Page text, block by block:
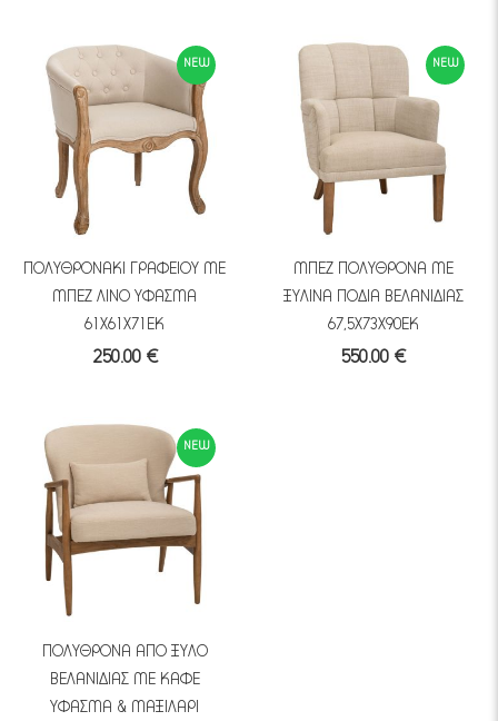
NEW
ΠΟΛΥΘΡΟΝΑΚΙ ΓΡΑΦΕΙΟΥ ΜΕ
ΜΠΕΖ ΛΙΝΟ ΥΦΑΣΜΑ
61Χ61Χ71ΕΚ
250.00 €
NEW
ΜΠΕΖ ΠΟΛΥΘΡΟΝΑ ΜΕ
ΞΥΛΙΝΑ ΠΟΔΙΑ ΒΕΛΑΝΙΔΙΑΣ
67,5Χ73Χ90ΕΚ
550.00 €
NEW
ΠΟΛΥΘΡΟΝΑ ΑΠΟ ΞΥΛΟ
ΒΕΛΑΝΙΔΙΑΣ ΜΕ ΚΑΦΕ
ΥΦΑΣΜΑ & ΜΑΞΙΛΑΡΙ